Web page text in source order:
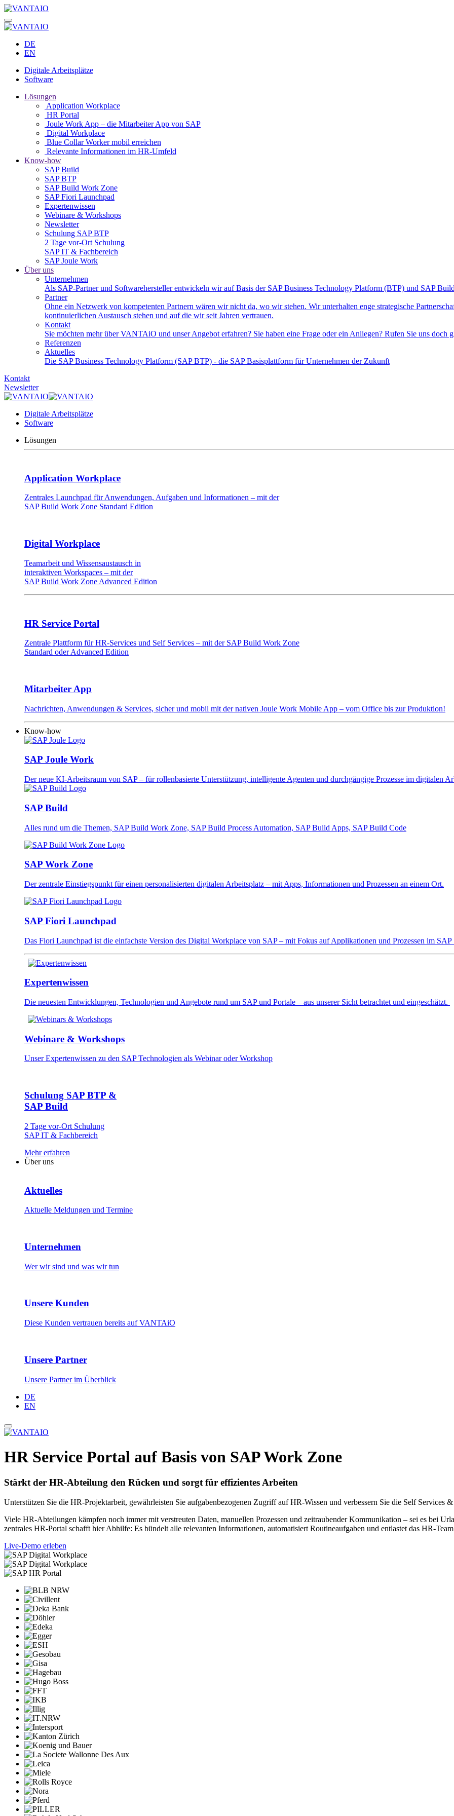
DE
EN
Digitale Arbeitsplätze
Software
Lösungen
Application Workplace
HR Portal
Joule Work App – die Mitarbeiter App von SAP
Digital Workplace
Blue Collar Worker mobil erreichen
Relevante Informationen im HR-Umfeld
Know-how
SAP Build
SAP BTP
SAP Build Work Zone
SAP Fiori Launchpad
Expertenwissen
Webinare & Workshops
Newsletter
Schulung SAP BTP
2 Tage vor-Ort Schulung
SAP IT & Fachbereich
SAP Joule Work
Über uns
Unternehmen
Als SAP-Partner und Softwarehersteller entwickeln wir auf Basis der SAP Business Technology Platform (BTP) und SAP
Partner
Ohne ein Netzwerk von kompetenten Partnern wären wir nicht da, wo wir stehen. Wir unterhalten enge strategische
kontinuierlichen Austausch stehen und auf die wir seit Jahren vertrauen.
Kontakt
Sie möchten mehr über VANTAiO und unser Angebot erfahren? Sie haben eine Frage oder ein Anliegen? Rufen Sie uns doch
Referenzen
Aktuelles
Die SAP Business Technology Platform (SAP BTP) - die SAP Basisplattform für Unternehmen der Zukunft
Kontakt
Newsletter
Digitale Arbeitsplätze
Software
Lösungen
Application Workplace
Zentrales Launchpad für Anwendungen, Aufgaben und Informationen – mit der
SAP Build Work Zone Standard Edition
Digital Workplace
Teamarbeit und Wissensaustausch in
interaktiven Workspaces – mit der
SAP Build Work Zone Advanced Edition
HR Service Portal
Zentrale Plattform für HR-Services und Self Services – mit der SAP Build Work Zone
Standard oder Advanced Edition
Mitarbeiter App
Nachrichten, Anwendungen & Services, sicher und mobil mit der nativen Joule Work Mobile App – vom Office bis zur Produktion!
Know-how
SAP Joule Work
Der neue KI-Arbeitsraum von SAP – für rollenbasierte Unterstützung, intelligente Agenten und durchgängige Prozesse im digitalen
SAP Build
Alles rund um die Themen, SAP Build Work Zone, SAP Build Process Automation, SAP Build Apps, SAP Build Code
SAP Work Zone
Der zentrale Einstiegspunkt für einen personalisierten digitalen Arbeitsplatz – mit Apps, Informationen und Prozessen an einem Ort.
SAP Fiori Launchpad
Das Fiori Launchpad ist die einfachste Version des Digital Workplace von SAP – mit Fokus auf Applikationen und Prozessen im SAP
Expertenwissen
Die neuesten Entwick­lungen, Technologien und Angebote rund um SAP und Portale – aus unserer Sicht betrachtet und eingeschätzt.
Webinare & Workshops
Unser Experten­wissen zu den SAP Technologien als Webinar oder Workshop
Schulung SAP BTP &
SAP Build
2 Tage vor-Ort Schulung
SAP IT & Fachbereich
Mehr erfahren
Über uns
Aktuelles
Aktuelle Meldungen und Termine
Unternehmen
Wer wir sind und was wir tun
Unsere Kunden
Diese Kunden vertrauen bereits auf VANTAiO
Unsere Partner
Unsere Partner im Überblick
DE
EN
HR Service Portal auf Basis von SAP Work Zone
Stärkt der HR-Abteilung den Rücken und sorgt für effizientes Arbeiten
Unterstützen Sie die HR-Projektarbeit, gewährleisten Sie aufgabenbezogenen Zugriff auf HR-Wissen und verbessern Sie die Self
Viele HR-Abteilungen kämpfen noch immer mit verstreuten Daten, manuellen Prozessen und zeitraubender Kommunikation – sei es bei
zentrales HR-Portal schafft hier Abhilfe: Es bündelt alle relevanten Informationen, automatisiert Routineaufgaben und entlastet das HR-Team
Live-Demo erleben